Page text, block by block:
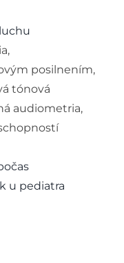
posilnením,
tónová
audiometria,
u pediatra